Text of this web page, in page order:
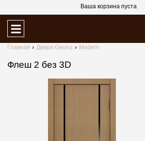
Ваша корзина пуста
Главная Двери Geona Modern
Флеш 2 без 3D